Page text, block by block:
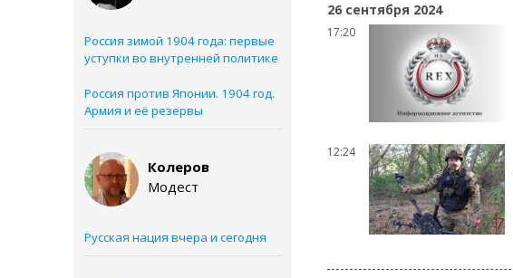
Россия зимой 1904 года: первые
уступки во внутренней политике
Россия против Японии. 1904 год.
Армия и её резервы
Колеров
Модест
Русская нация вчера и сегодня
26 сентября 2024
17:20
12:24